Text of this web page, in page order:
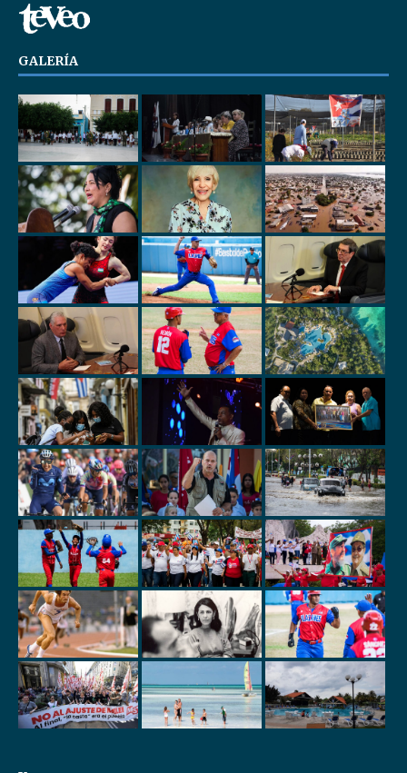
GALERÍA